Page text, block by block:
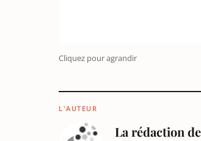
Cliquez pour agrandir
L'AUTEUR
La rédaction